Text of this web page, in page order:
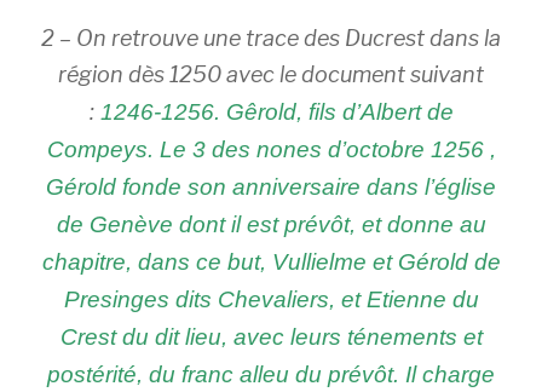
2 – On retrouve une trace des Ducrest dans la
région dès 1250 avec le document suivant
: 1246-1256. Gêrold, fils d’Albert de
Compeys. Le 3 des nones d’octobre 1256 ,
Gérold fonde son anniversaire dans l’église
de Genève dont il est prévôt, et donne au
chapitre, dans ce but, Vullielme et Gérold de
Presinges dits Chevaliers, et Etienne du
Crest du dit lieu, avec leurs ténements et
postérité, du franc alleu du prévôt. Il charge